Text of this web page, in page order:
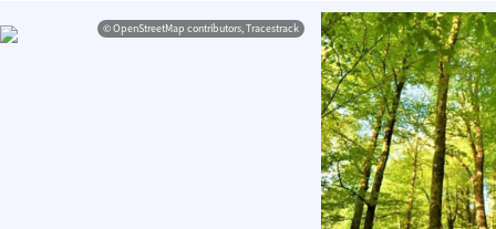
© OpenStreetMap contributors, Tracestrack